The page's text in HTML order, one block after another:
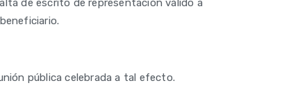
de escrito de representación válido a
pública celebrada a tal efecto.